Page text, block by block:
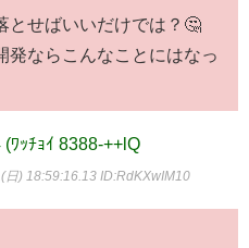
とせばいいだけでは？🤔
発ならこんなことにはなっ
ﾜｯﾁｮｲ 8388-++lQ
日) 18:59:16.13 ID:RdKXwIM10